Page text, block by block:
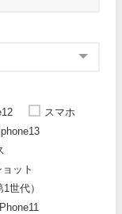
スマホ
ット
世代）